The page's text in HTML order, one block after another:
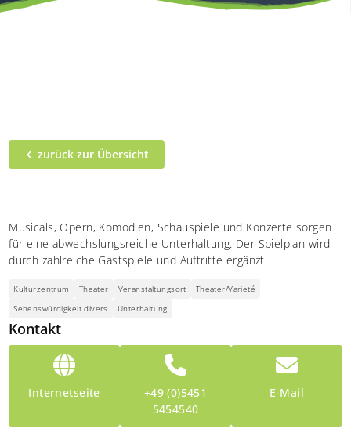
zurück zur Übersicht
Musicals, Opern, Komödien, Schauspiele und Konzerte sorgen
für eine abwechslungsreiche Unterhaltung. Der Spielplan wird
durch zahlreiche Gastspiele und Auftritte ergänzt.
Kulturzentrum Theater Veranstaltungsort
Theater/Varieté
Sehenswürdigkeit divers
Unterhaltung
Kontakt
Internetseite
+49 (0)5451
5454540
E-Mail